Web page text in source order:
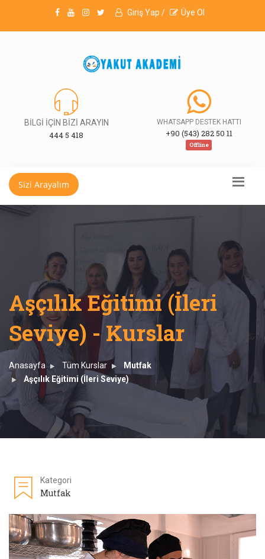
Giriş Yap / Üye Ol
BİLGİ İÇİN BİZİ ARAYIN
444 5 418
WHATSAPP DESTEK HATTI
+90 (543) 282 50 11
Offline
Sizi Arayalım
Aşçılık Eğitimi (İleri
Seviye) - Kurslar
Anasayfa Tüm Kurslar
Mutfak
Aşçılık Eğitimi (İleri Seviye)
Kategori
Mutfak